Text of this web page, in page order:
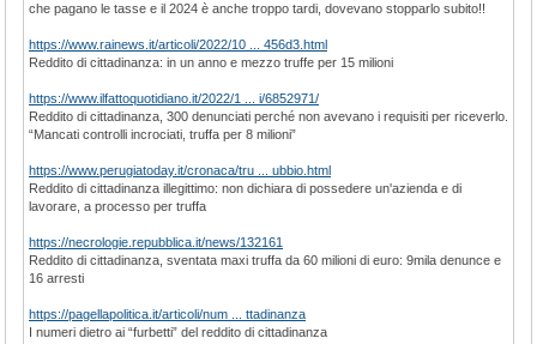
che pagano le tasse e il 2024 è anche troppo tardi, dovevano stopparlo subito!!
https://www.rainews.it/articoli/2022/10 ... 456d3.html
Reddito di cittadinanza: in un anno e mezzo truffe per 15 milioni
https://www.ilfattoquotidiano.it/2022/1 ... i/6852971/
Reddito di cittadinanza, 300 denunciati perché non avevano i requisiti per riceverlo.
“Mancati controlli incrociati, truffa per 8 milioni”
https://www.perugiatoday.it/cronaca/tru ... ubbio.html
Reddito di cittadinanza illegittimo: non dichiara di possedere un'azienda e di
lavorare, a processo per truffa
https://necrologie.repubblica.it/news/132161
Reddito di cittadinanza, sventata maxi truffa da 60 milioni di euro: 9mila denunce e
16 arresti
https://pagellapolitica.it/articoli/num ... ttadinanza
I numeri dietro ai “furbetti” del reddito di cittadinanza